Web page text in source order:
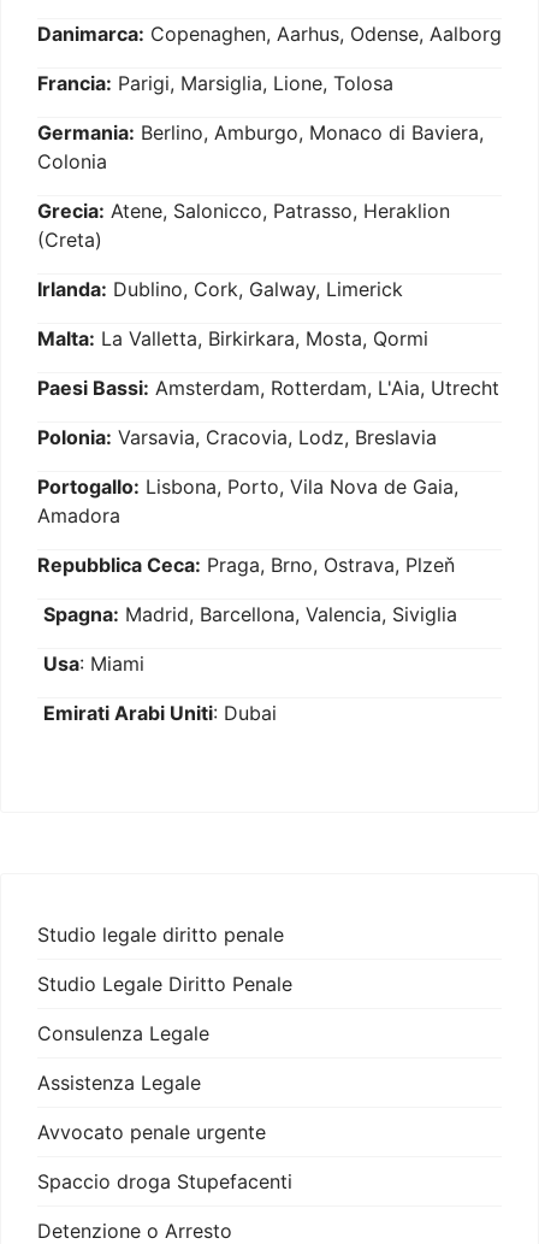
Danimarca: Copenaghen, Aarhus, Odense, Aalborg
Francia: Parigi, Marsiglia, Lione, Tolosa
Germania: Berlino, Amburgo, Monaco di Baviera,
Colonia
Grecia: Atene, Salonicco, Patrasso, Heraklion
(Creta)
Irlanda: Dublino, Cork, Galway, Limerick
Malta: La Valletta, Birkirkara, Mosta, Qormi
Paesi Bassi: Amsterdam, Rotterdam, L'Aia, Utrecht
Polonia: Varsavia, Cracovia, Lodz, Breslavia
Portogallo: Lisbona, Porto, Vila Nova de Gaia,
Amadora
Repubblica Ceca: Praga, Brno, Ostrava, Plzeň
Spagna: Madrid, Barcellona, Valencia, Siviglia
Usa: Miami
Emirati Arabi Uniti: Dubai
Studio legale diritto penale
Studio Legale Diritto Penale
Consulenza Legale
Assistenza Legale
Avvocato penale urgente
Spaccio droga Stupefacenti
Detenzione o Arresto